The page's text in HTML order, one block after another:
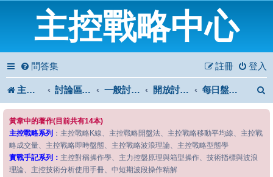
主控戰略中心
問答集 登入
註冊
主控戰略中心 討論區首頁 一般討論區 開放討論區 每日盤後解析
黃韋中的著作(目前共有14本)
主控戰略系列 ：主控戰略K線、主控戰略開盤法、主控戰略移動平均線、主控戰
略成交量、主控戰略即時盤態、主控戰略波浪理論、主控戰略型態學
實戰手記系列： 主控對稱操作學、主力控盤原理與箱型操作、技術指標與波浪
理論、主控技術分析使用手冊、中短期波段操作精解